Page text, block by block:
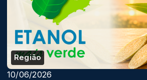
Região
10/06/2026